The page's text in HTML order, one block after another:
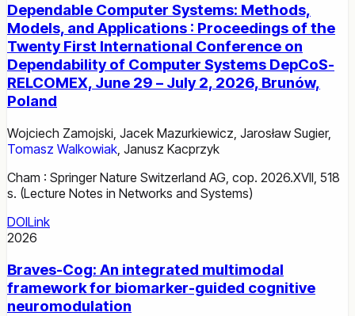
Dependable Computer Systems: Methods,
Models, and Applications : Proceedings of the
Twenty First International Conference on
Dependability of Computer Systems DepCoS-
RELCOMEX, June 29 – July 2, 2026, Brunów,
Poland
Wojciech Zamojski, Jacek Mazurkiewicz, Jarosław Sugier,
Tomasz Walkowiak, Janusz Kacprzyk
Cham : Springer Nature Switzerland AG, cop. 2026.XVII, 518
s. (Lecture Notes in Networks and Systems)
DOILink
2026
Braves-Cog: An integrated multimodal
framework for biomarker-guided cognitive
neuromodulation